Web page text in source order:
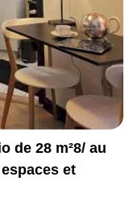
de 28 m²8/ au
et